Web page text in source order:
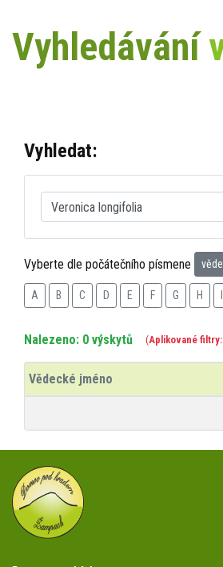
Vyhledávání
Vyhledat:
Vyberte dle počátečního písmene
A B C D E F G H
Nalezeno: 0 výskytů (Aplikované filtry:
Vědecké jméno